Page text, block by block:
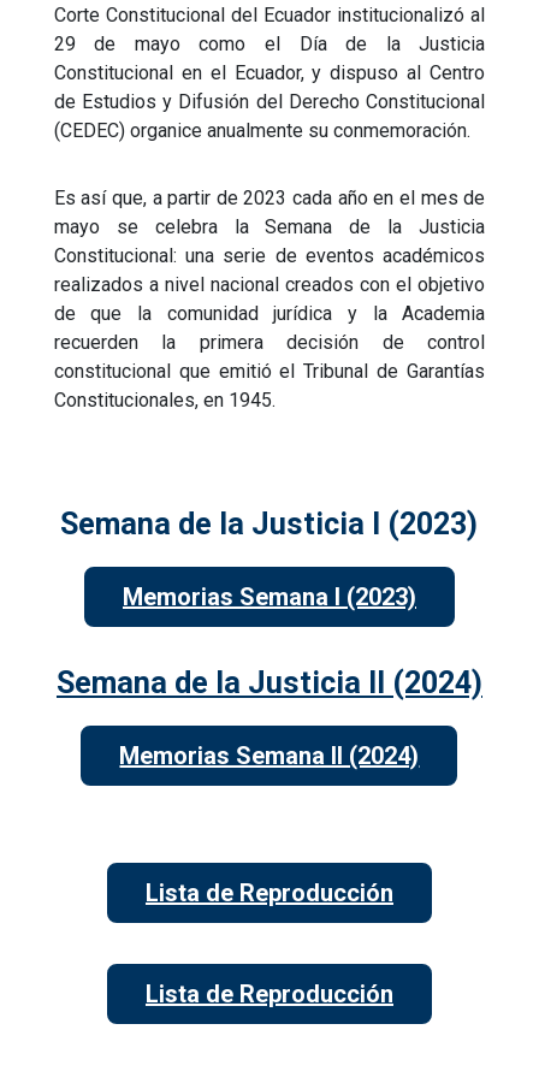
Corte Constitucional del Ecuador institucionalizó al
29 de mayo como el Día de la Justicia
Constitucional en el Ecuador, y dispuso al Centro
de Estudios y Difusión del Derecho Constitucional
(CEDEC) organice anualmente su conmemoración.
Es así que, a partir de 2023 cada año en el mes de
mayo se celebra la Semana de la Justicia
Constitucional: una serie de eventos académicos
realizados a nivel nacional creados con el objetivo
de que la comunidad jurídica y la Academia
recuerden la primera decisión de control
constitucional que emitió el Tribunal de Garantías
Constitucionales, en 1945.
Semana de la Justicia I (2023)
Memorias Semana I (2023)
Semana de la Justicia II (2024)
Memorias Semana II (2024)
Lista de Reproducción
Lista de Reproducción